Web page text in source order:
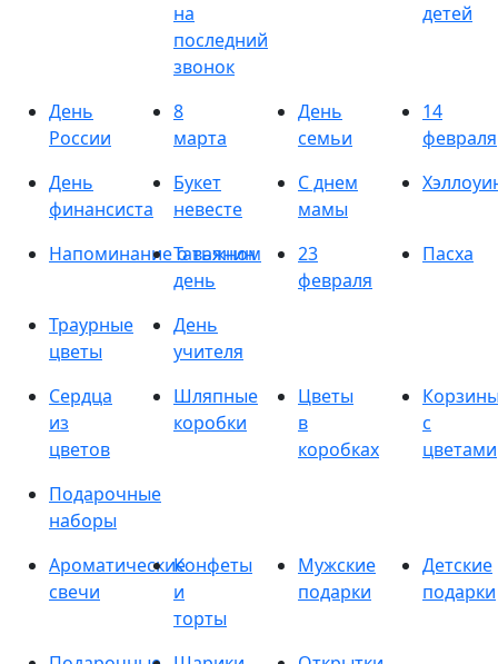
на
последний
звонок
детей
День
России
8
марта
День
семьи
14
февраля
День
финансиста
Букет
невесте
С днем
мамы
Напоминание о важном
Татьянин
день
23
февраля
Пасха
Траурные
цветы
День
учителя
Сердца
из
цветов
Шляпные
коробки
Цветы
в
коробках
с
цветами
Подарочные
наборы
Ароматические
свечи
Конфеты
и
торты
Мужские
подарки
Детские
подарки